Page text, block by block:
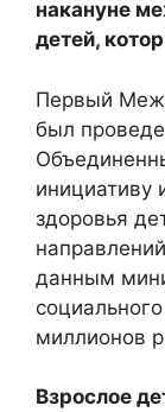
накануне
детей,
Первый
был
инициативу
здоровья
данным
миллионов
Взрослое